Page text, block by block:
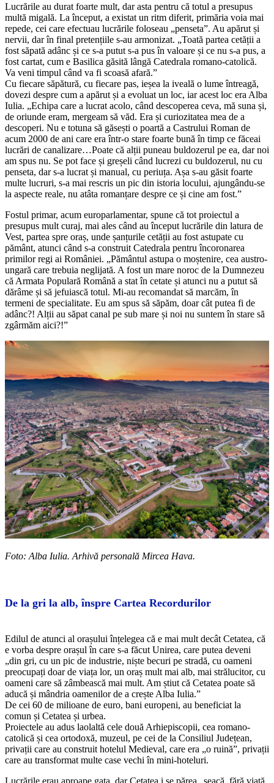
Lucrările au durat foarte mult, dar asta pentru că totul a presupus
multă migală. La început, a existat un ritm diferit, primăria voia mai
repede, cei care efectuau lucrările foloseau „penseta”. Au apărut și
nervii, dar în final pretențiile s-au armonizat. „Toată partea cetății a
fost săpată adânc și ce s-a putut s-a pus în valoare și ce nu s-a pus, a
fost cartat, cum e Basilica găsită lângă Catedrala romano-catolică.
Va veni timpul când va fi scoasă afară.”
Cu fiecare săpătură, cu fiecare pas, ieșea la iveală o lume întreagă,
dovezi despre cum a apărut și a evoluat un loc, iar acest loc era Alba
Iulia. „Echipa care a lucrat acolo, când descoperea ceva, mă suna și,
de oriunde eram, mergeam să văd. Era și curiozitatea mea de a
descoperi. Nu e totuna să găsești o poartă a Castrului Roman de
acum 2000 de ani care era într-o stare foarte bună în timp ce făceai
lucrări de canalizare…Poate că alții puneau buldozerul pe ea, dar noi
am spus nu. Se pot face și greșeli când lucrezi cu buldozerul, nu cu
penseta, dar s-a lucrat și manual, cu periuța. Așa s-au găsit foarte
multe lucruri, s-a mai rescris un pic din istoria locului, ajungându-se
la aspecte reale, nu atâta romanțare despre ce și cine am fost.”
Fostul primar, acum europarlamentar, spune că tot proiectul a
presupus mult curaj, mai ales când au început lucrările din latura de
Vest, partea spre oraș, unde șanțurile cetății au fost astupate cu
pământ, atunci când s-a construit Catedrala pentru încoronarea
primilor regi ai României. „Pământul astupa o moștenire, cea austro-
ungară care trebuia neglijată. A fost un mare noroc de la Dumnezeu
că Armata Populară Română a stat în cetate și atunci nu a putut să
dărâme și să jefuiască totul. Mi-au recomandat să marcăm, în
termeni de specialitate. Eu am spus să săpăm, doar cât putea fi de
adânc?! Alții au săpat canal pe sub mare și noi nu suntem în stare să
zgârmăm aici?!”
Foto: Alba Iulia. Arhivă personală Mircea Hava.
De la gri la alb, înspre Cartea Recordurilor
Edilul de atunci al orașului înțelegea că e mai mult decât Cetatea, că
e vorba despre orașul în care s-a făcut Unirea, care putea deveni
„din gri, cu un pic de industrie, niște becuri pe stradă, cu oameni
preocupați doar de viața lor, un oraș mult mai alb, mai strălucitor, cu
oameni care să zâmbească mai mult. Am știut că Cetatea poate să
aducă și mândria oamenilor de a crește Alba Iulia.”
De cei 60 de milioane de euro, bani europeni, au beneficiat la
comun și Cetatea și urbea.
Proiectele au adus laolaltă cele două Arhiepiscopii, cea romano-
catolică și cea ortodoxă, muzeul, pe cei de la Consiliul Județean,
privații care au construit hotelul Medieval, care era „o ruină”, privații
care au transformat multe case vechi în mini-hoteluri.